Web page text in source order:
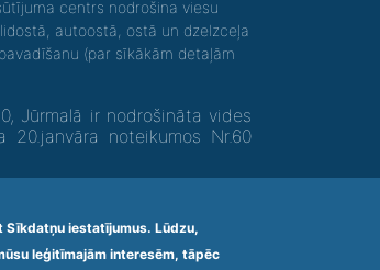
centrs nodrošina viesu
autoostā, ostā un dzelzceļa
(par sīkākām detaļām
Jūrmalā ir nodrošināta vides
noteikumos Nr.60
Sīkdatņu iestatījumus. Lūdzu,
leģitīmajām interesēm, tāpēc